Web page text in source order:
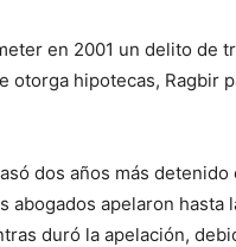
en 2001 un delito de
otorga hipotecas, Ragbir
dos años más
abogados apelaron
duró la apelación,